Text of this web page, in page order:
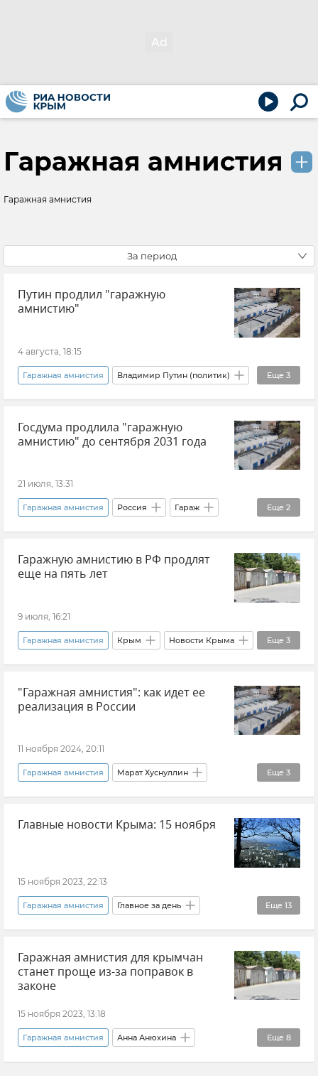
Гаражная амнистия
Гаражная амнистия
За период
Путин продлил "гаражную
амнистию"
4 августа, 18:15
Еще 3
Гаражная амнистия Владимир Путин (политик)
Закон и право Новости Россия
Госдума продлила "гаражную
амнистию" до сентября 2031 года
21 июля, 13:31
Еще 2
Гаражная амнистия Россия Гараж
Государственная Дума РФ Новости
Гаражную амнистию в РФ продлят
еще на пять лет
9 июля, 16:21
Еще 3
Гаражная амнистия Крым Новости Крыма
Россия Государственная Дума РФ
Новости
"Гаражная амнистия": как идет ее
реализация в России
11 ноября 2024, 20:11
Еще 3
Гаражная амнистия Марат Хуснуллин
Новости Россия Закон и право
Главные новости Крыма: 15 ноября
15 ноября 2023, 22:13
Еще 13
Гаражная амнистия Главное за день
Игорь Коломойский*
Владимир Константинов
Государственный совет РК (Госсовет)
Наталья Пеньковская
Здравоохранение в Крыму и Севастополе
Гаражная амнистия для крымчан
станет проще из-за поправок в
законе
15 ноября 2023, 13:18
Еще 8
Гаражная амнистия Анна Анюхина
Недвижимость Кадастр